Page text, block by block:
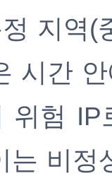
지역(
시간
위험
는 비정